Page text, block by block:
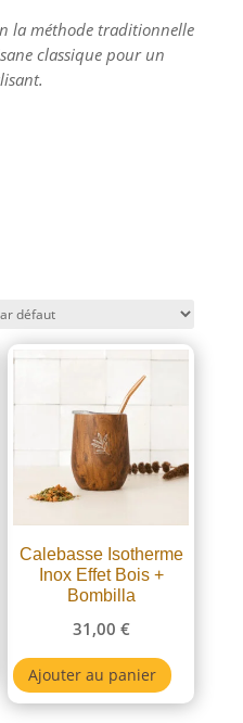
la méthode traditionnelle
classique pour un
Calebasse Isotherme
Inox Effet Bois +
Bombilla
31,00 €
Ajouter au panier